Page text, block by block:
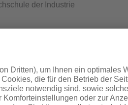
der Industrie
erarbeitet“, betonte Prof. Dr.
Verabschiedung. „Im dualen
die Sie in Ihren Unternehmen